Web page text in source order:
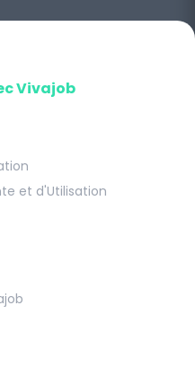
Vivajob
et d'Utilisation